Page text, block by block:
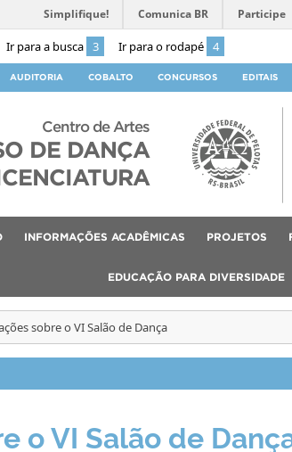
Ir para a busca 3 Ir para o rodapé 4
Simplifique! Comunica BR Participe
AUDITORIA COBALTO CONCURSOS EDITAIS
Centro de Artes
DE DANÇA
INFORMAÇÕES ACADÊMICAS PROJETOS
EDUCAÇÃO PARA DIVERSIDADE
sobre o VI Salão de Dança
o VI Salão de